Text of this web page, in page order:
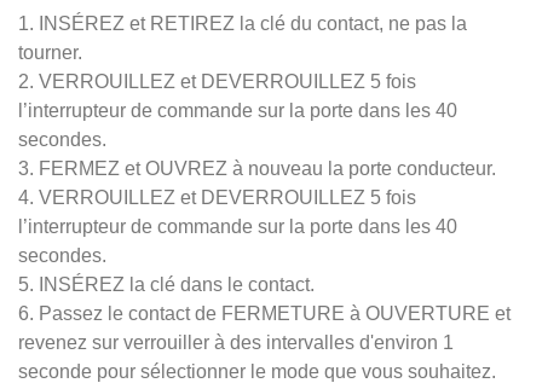
1. INSÉREZ et RETIREZ la clé du contact, ne pas la
tourner.
2. VERROUILLEZ et DEVERROUILLEZ 5 fois
l’interrupteur de commande sur la porte dans les 40
secondes.
3. FERMEZ et OUVREZ à nouveau la porte conducteur.
4. VERROUILLEZ et DEVERROUILLEZ 5 fois
l’interrupteur de commande sur la porte dans les 40
secondes.
5. INSÉREZ la clé dans le contact.
6. Passez le contact de FERMETURE à OUVERTURE et
revenez sur verrouiller à des intervalles d'environ 1
seconde pour sélectionner le mode que vous souhaitez.